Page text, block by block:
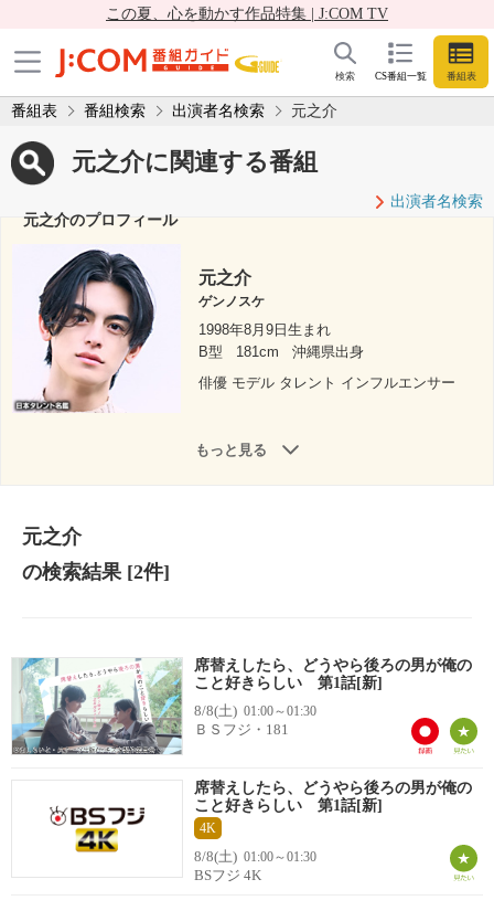
この夏、心を動かす作品特集 | J:COM TV
CS番組一覧 番組表
検索
番組表 番組検索 出演者名検索 元之介
元之介に関連する番組
出演者名検索
元之介のプロフィール
元之介
ゲンノスケ
1998年8月9日生まれ
B型
181cm
沖縄県出身
俳優 モデル タレント インフルエンサー
もっと見る
元之介
の検索結果[2件]
席替えしたら、どうやら後ろの男が俺の
こと好きらしい 第1話[新]
8/8(土) 01:00～01:30
ＢＳフジ・181
席替えしたら、どうやら後ろの男が俺の
こと好きらしい 第1話[新]
4K
8/8(土) 01:00～01:30
BSフジ 4K